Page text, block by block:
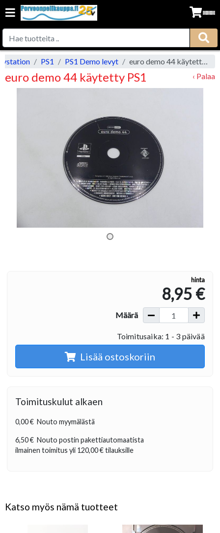
PS1 PS1 Demo levyt euro demo 44 käytetty PS1
euro demo 44 käytetty PS1 ‹ Palaa
hinta
8,95 €
Määrä
Toimitusaika: 1 - 3 päivää
Lisää ostoskoriin
Toimituskulut alkaen
0,00 € Nouto myymälästä
6,50 € Nouto postin pakettiautomaatista
ilmainen toimitus yli 120,00 €tilauksille
Katso myös nämä tuotteet